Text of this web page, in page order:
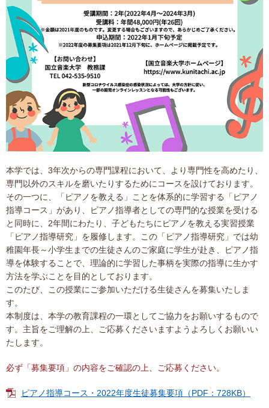
本学では、3年次からの専門課程において、より専門性を高めたり、
専門以外のスキルを磨いたりするためにコースを設けております。
その一つに、「ピアノを教える」ことを体系的に学習する「ピアノ
指導コース」があり、ピアノ指導者としての専門的な授業を受ける
と同時に、2年間にわたり、子どもたちにピアノを教える実習授業
「ピアノ指導研究」を履修します。この「ピアノ指導研究」では幼
稚園年長～小学生までの生徒さんのご家庭に学生が赴き、ピアノ指
導を体験することで、理論的に学習した事柄を実際の指導に生かす
方法を学ぶことを目的としております。
このたび、この授業にご参加いただける生徒さんを募集いたしま
す。
本制度は、本学の教育課程の一環としてご協力をお願いするもので
す。主旨をご理解の上、ご応募くださいますようよろしくお願いい
たします。
必ず「募集要項」の内容をご確認の上、ご応募ください。
ピアノ指導コース・2022年度生徒募集要項（PDF：728KB）